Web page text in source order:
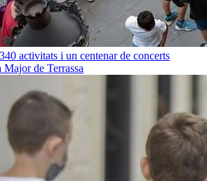
activitats i un centenar de concerts
Major de Terrassa